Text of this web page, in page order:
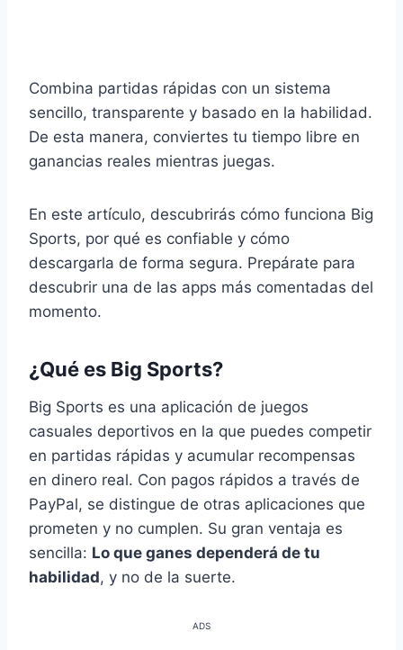
Combina partidas rápidas con un sistema
sencillo, transparente y basado en la habilidad.
De esta manera, conviertes tu tiempo libre en
ganancias reales mientras juegas.
En este artículo, descubrirás cómo funciona Big
Sports, por qué es confiable y cómo
descargarla de forma segura. Prepárate para
descubrir una de las apps más comentadas del
momento.
¿Qué es Big Sports?
Big Sports es una aplicación de juegos
casuales deportivos en la que puedes competir
en partidas rápidas y acumular recompensas
en dinero real. Con pagos rápidos a través de
PayPal, se distingue de otras aplicaciones que
prometen y no cumplen. Su gran ventaja es
sencilla: Lo que ganes dependerá de tu
habilidad, y no de la suerte.
ADS